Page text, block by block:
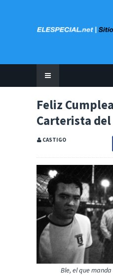
Feliz
Carterista
CASTIGO
Ble, el que